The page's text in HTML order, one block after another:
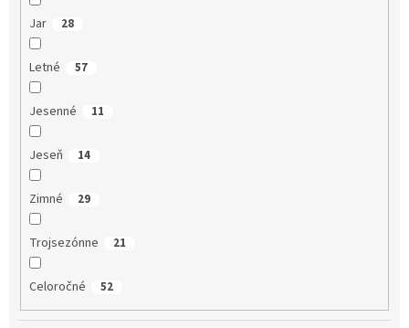
Jar 28
Letné 57
Jesenné 11
Jeseň 14
Zimné 29
Trojsezónne 21
Celoročné 52